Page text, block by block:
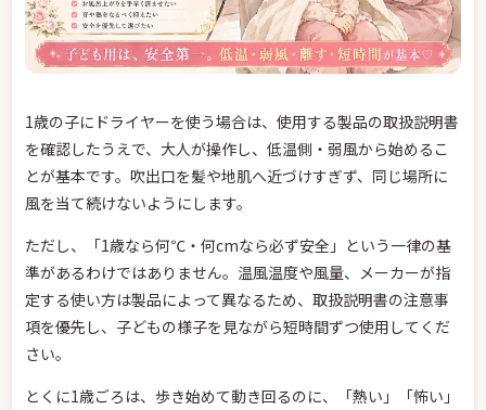
1歳の子にドライヤーを使う場合は、使用する製品の取扱説明書
を確認したうえで、大人が操作し、低温側・弱風から始めるこ
とが基本です。吹出口を髪や地肌へ近づけすぎず、同じ場所に
風を当て続けないようにします。
ただし、「1歳なら何℃・何cmなら必ず安全」という一律の基
準があるわけではありません。温風温度や風量、メーカーが指
定する使い方は製品によって異なるため、取扱説明書の注意事
項を優先し、子どもの様子を見ながら短時間ずつ使用してくだ
さい。
とくに1歳ごろは、歩き始めて動き回るのに、「熱い」「怖い」